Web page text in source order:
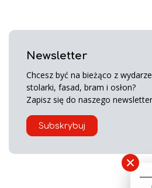
Newsletter
Chcesz być na bieżąco z
stolarki, fasad, bram i osłon?
Zapisz się do naszego
Subskrybuj
×